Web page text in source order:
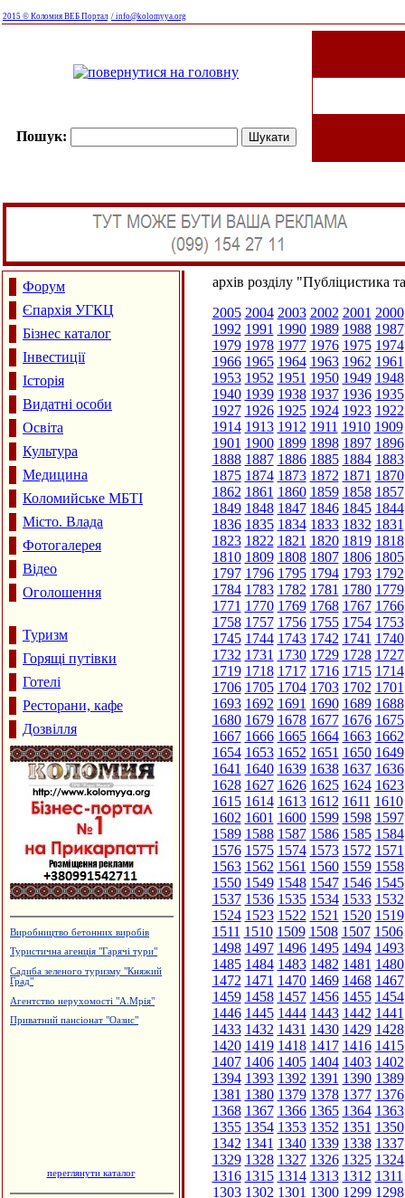
2015 © Коломия ВЕБ Портал / info@kolomyya.org
Пошук:
Форум
Єпархія УГКЦ
Бізнес каталог
Інвестиції
Історія
Видатні особи
Освіта
Культура
Медицина
Коломийське МБТІ
Місто. Влада
Фотогалерея
Відео
Оголошення
Туризм
Горящі путівки
Готелі
Ресторани, кафе
Дозвілля
Виробництво бетонних виробів
Туристична агенція "Гарячі тури"
Садиба зеленого туризму "Княжий
Град"
Агентство нерухомості "А.Мрія"
Приватний пансіонат "Оазис"
переглянути каталог
архів розділу "Публіцистика
2005 2004 2003 2002 2001 2000
1992 1991 1990 1989 1988 1987
1979 1978 1977 1976 1975 1974
1966 1965 1964 1963 1962 1961
1953 1952 1951 1950 1949 1948
1940 1939 1938 1937 1936 1935
1927 1926 1925 1924 1923 1922
1914 1913 1912 1911 1910 1909
1901 1900 1899 1898 1897 1896
1888 1887 1886 1885 1884 1883
1875 1874 1873 1872 1871 1870
1862 1861 1860 1859 1858 1857
1849 1848 1847 1846 1845 1844
1836 1835 1834 1833 1832 1831
1823 1822 1821 1820 1819 1818
1810 1809 1808 1807 1806 1805
1797 1796 1795 1794 1793 1792
1784 1783 1782 1781 1780 1779
1771 1770 1769 1768 1767 1766
1758 1757 1756 1755 1754 1753
1745 1744 1743 1742 1741 1740
1732 1731 1730 1729 1728 1727
1719 1718 1717 1716 1715 1714
1706 1705 1704 1703 1702 1701
1693 1692 1691 1690 1689 1688
1680 1679 1678 1677 1676 1675
1667 1666 1665 1664 1663 1662
1654 1653 1652 1651 1650 1649
1641 1640 1639 1638 1637 1636
1628 1627 1626 1625 1624 1623
1615 1614 1613 1612 1611 1610
1602 1601 1600 1599 1598 1597
1589 1588 1587 1586 1585 1584
1576 1575 1574 1573 1572 1571
1563 1562 1561 1560 1559 1558
1550 1549 1548 1547 1546 1545
1537 1536 1535 1534 1533 1532
1524 1523 1522 1521 1520 1519
1511 1510 1509 1508 1507 1506
1498 1497 1496 1495 1494 1493
1485 1484 1483 1482 1481 1480
1472 1471 1470 1469 1468 1467
1459 1458 1457 1456 1455 1454
1446 1445 1444 1443 1442 1441
1433 1432 1431 1430 1429 1428
1420 1419 1418 1417 1416 1415
1407 1406 1405 1404 1403 1402
1394 1393 1392 1391 1390 1389
1381 1380 1379 1378 1377 1376
1368 1367 1366 1365 1364 1363
1355 1354 1353 1352 1351 1350
1342 1341 1340 1339 1338 1337
1329 1328 1327 1326 1325 1324
1316 1315 1314 1313 1312 1311
1303 1302 1301 1300 1299 1298